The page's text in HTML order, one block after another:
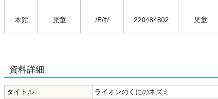
本館 児童 /E/ｻ/ 220484802 児童
資料詳細
タイトル
ライオンのくにのネズミ